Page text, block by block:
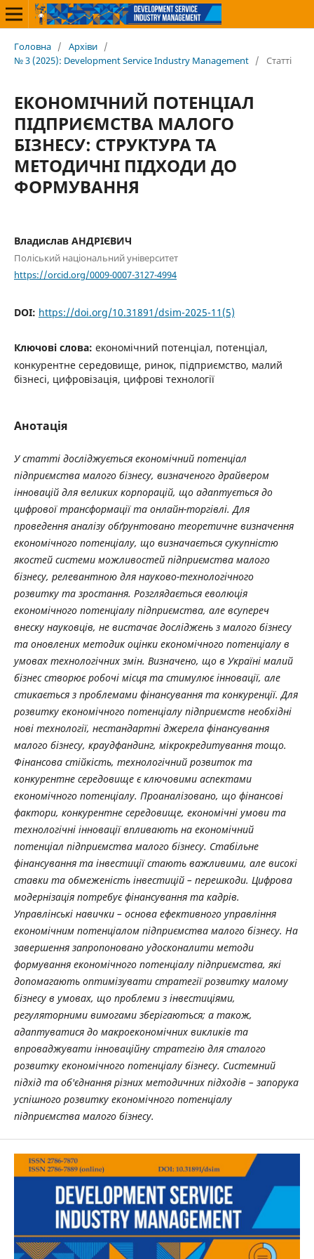
Головна / Архіви /
№ 3 (2025): Development Service Industry Management / Статті
ЕКОНОМІЧНИЙ ПОТЕНЦІАЛ
ПІДПРИЄМСТВА МАЛОГО
БІЗНЕСУ: СТРУКТУРА ТА
МЕТОДИЧНІ ПІДХОДИ ДО
ФОРМУВАННЯ
Владислав АНДРІЄВИЧ
Поліський національний університет
https://orcid.org/0009-0007-3127-4994
DOI: https://doi.org/10.31891/dsim-2025-11(5)
Ключові слова: економічний потенціал, потенціал,
конкурентне середовище, ринок, підприємство, малий
бізнесі, цифровізація, цифрові технології
Анотація
У статті досліджується економічний потенціал
підприємства малого бізнесу, визначеного драйвером
інновацій для великих корпорацій, що адаптується до
цифрової трансформації та онлайн-торгівлі. Для
проведення аналізу обґрунтовано теоретичне визначення
економічного потенціалу, що визначається сукупністю
якостей системи можливостей підприємства малого
бізнесу, релевантною для науково-технологічного
розвитку та зростання. Розглядається еволюція
економічного потенціалу підприємства, але всупереч
внеску науковців, не вистачає досліджень з малого бізнесу
та оновлених методик оцінки економічного потенціалу в
умовах технологічних змін. Визначено, що в Україні малий
бізнес створює робочі місця та стимулює інновації, але
стикається з проблемами фінансування та конкуренції. Для
розвитку економічного потенціалу підприємств необхідні
нові технології, нестандартні джерела фінансування
малого бізнесу, краудфандинг, мікрокредитування тощо.
Фінансова стійкість, технологічний розвиток та
конкурентне середовище є ключовими аспектами
економічного потенціалу. Проаналізовано, що фінансові
фактори, конкурентне середовище, економічні умови та
технологічні інновації впливають на економічний
потенціал підприємства малого бізнесу. Стабільне
фінансування та інвестиції стають важливими, але високі
ставки та обмеженість інвестицій – перешкоди. Цифрова
модернізація потребує фінансування та кадрів.
Управлінські навички – основа ефективного управління
економічним потенціалом підприємства малого бізнесу. На
завершення запропоновано удосконалити методи
формування економічного потенціалу підприємства, які
допомагають оптимізувати стратегії розвитку малому
бізнесу в умовах, що проблеми з інвестиціями,
регуляторними вимогами зберігаються; а також,
адаптуватися до макроекономічних викликів та
впроваджувати інноваційну стратегію для сталого
розвитку економічного потенціалу бізнесу. Системний
підхід та об'єднання різних методичних підходів – запорука
успішного розвитку економічного потенціалу
підприємства малого бізнесу.